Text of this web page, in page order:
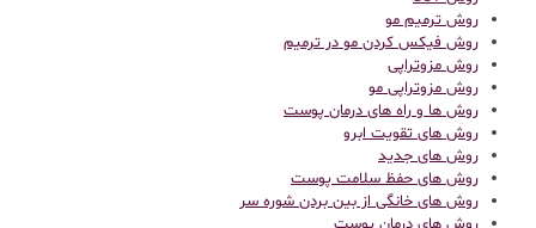
روش ترمیم مو
روش فیکس کردن مو در ترمیم
روش مزوتراپی
روش مزوتراپی مو
روش ها و راه های درمان پوست
روش های تقویت ابرو
روش های جدید
روش های حفظ سلامت پوست
روش های خانگی از بین بردن شوره سر